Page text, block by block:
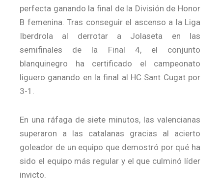
perfecta ganando la final de la División de Honor
B femenina. Tras conseguir el ascenso a la Liga
Iberdrola al derrotar a Jolaseta en las
semifinales de la Final 4, el conjunto
blanquinegro ha certificado el campeonato
liguero ganando en la final al HC Sant Cugat por
3-1.
En una ráfaga de siete minutos, las valencianas
superaron a las catalanas gracias al acierto
goleador de un equipo que demostró por qué ha
sido el equipo más regular y el que culminó líder
invicto.